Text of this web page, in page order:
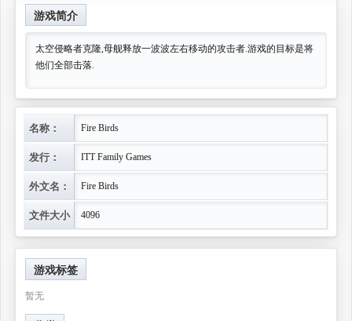
游戏简介
太空侵略者克隆,母舰释放一波波左右移动的攻击者.游戏的目标是将
他们全部击落.
名称： Fire Birds
发行： ITT Family Games
外文名： Fire Birds
文件大小： 4096
游戏标签
暂无